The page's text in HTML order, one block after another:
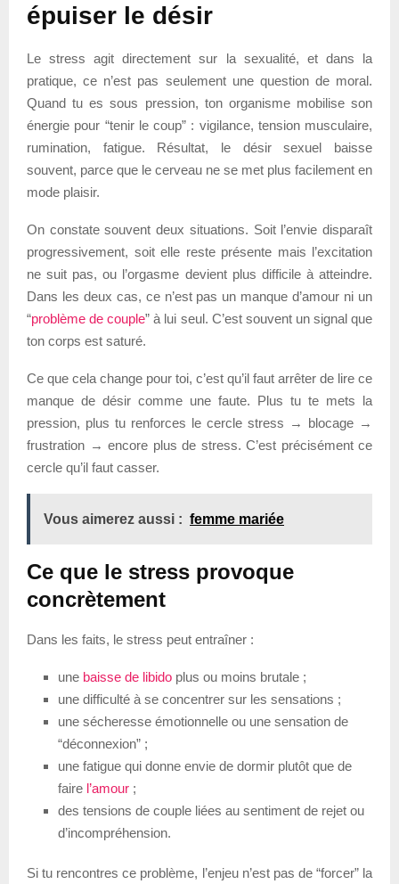
épuiser le désir
Le stress agit directement sur la sexualité, et dans la
pratique, ce n’est pas seulement une question de moral.
Quand tu es sous pression, ton organisme mobilise son
énergie pour “tenir le coup” : vigilance, tension musculaire,
rumination, fatigue. Résultat, le désir sexuel baisse
souvent, parce que le cerveau ne se met plus facilement en
mode plaisir.
On constate souvent deux situations. Soit l’envie disparaît
progressivement, soit elle reste présente mais l’excitation
ne suit pas, ou l’orgasme devient plus difficile à atteindre.
Dans les deux cas, ce n’est pas un manque d’amour ni un
“problème de couple” à lui seul. C’est souvent un signal que
ton corps est saturé.
Ce que cela change pour toi, c’est qu’il faut arrêter de lire ce
manque de désir comme une faute. Plus tu te mets la
pression, plus tu renforces le cercle stress → blocage →
frustration → encore plus de stress. C’est précisément ce
cercle qu’il faut casser.
Vous aimerez aussi : femme mariée
Ce que le stress provoque
concrètement
Dans les faits, le stress peut entraîner :
une baisse de libido plus ou moins brutale ;
une difficulté à se concentrer sur les sensations ;
une sécheresse émotionnelle ou une sensation de
“déconnexion” ;
une fatigue qui donne envie de dormir plutôt que de
faire l’amour ;
des tensions de couple liées au sentiment de rejet ou
d’incompréhension.
Si tu rencontres ce problème, l’enjeu n’est pas de “forcer” la